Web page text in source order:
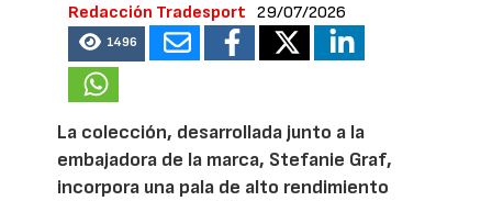
Redacción Tradesport 29/07/2026
1496
La colección, desarrollada junto a la
embajadora de la marca, Stefanie Graf,
incorpora una pala de alto rendimiento